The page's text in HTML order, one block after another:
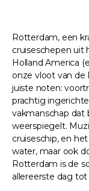
Rotterdam, een
cruiseschepen uit
Holland America
onze vloot van de
juiste noten:
prachtig
vakmanschap dat
weerspiegelt.
cruiseschip, en
water, maar ook
Rotterdam is de
allereerste dag